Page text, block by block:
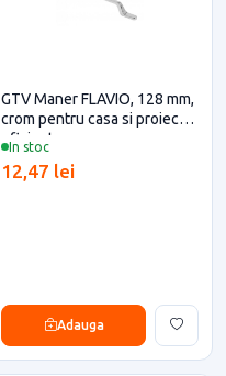
In stoc
GTV Maner FLAVIO, 128 mm,
crom pentru casa si proiecte
eficiente
12,47 lei
Adauga